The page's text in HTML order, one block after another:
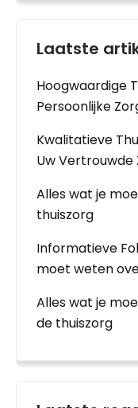
Laatste
Hoogwaardige
Persoonlijke
Kwalitatieve
Uw
Alles wat je
thuiszorg
Informatieve
moet weten
Alles wat je
de thuiszorg